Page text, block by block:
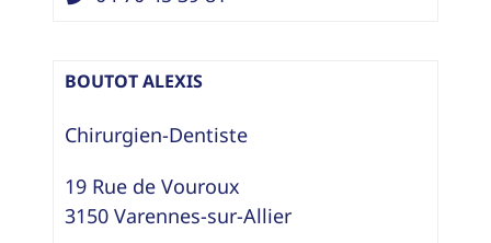
BOUTOT ALEXIS
Chirurgien-Dentiste
19 Rue de Vouroux
3150 Varennes-sur-Allier